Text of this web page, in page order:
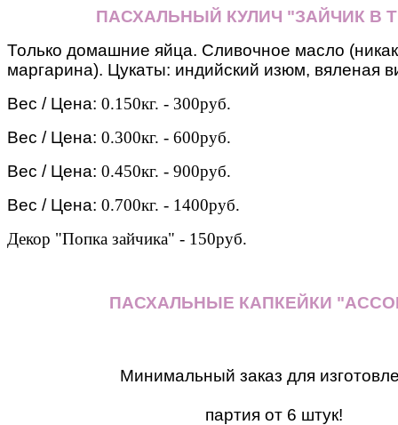
ПАСХАЛЬНЫЙ КУЛИЧ "ЗАЙЧИК В
Только домашние яйца. Сливочное масло
маргарина). Цукаты: индийский изюм, вяленая
Вес / Цена: 0.150кг. - 300руб.
Вес / Цена: 0.300кг. - 600руб.
Вес / Цена: 0.450кг. - 900руб.
Вес / Цена: 0.700кг. - 1400руб.
Декор "Попка зайчика" - 150руб.
ПАСХАЛЬНЫЕ КАПКЕЙКИ
Минимальный заказ для
партия от 6 штук!